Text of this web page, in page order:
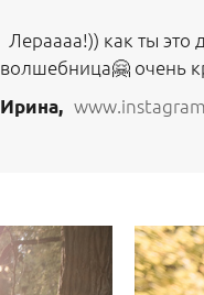
Лераааа!)) как ты это
волшебница🤗 очень
Ирина,